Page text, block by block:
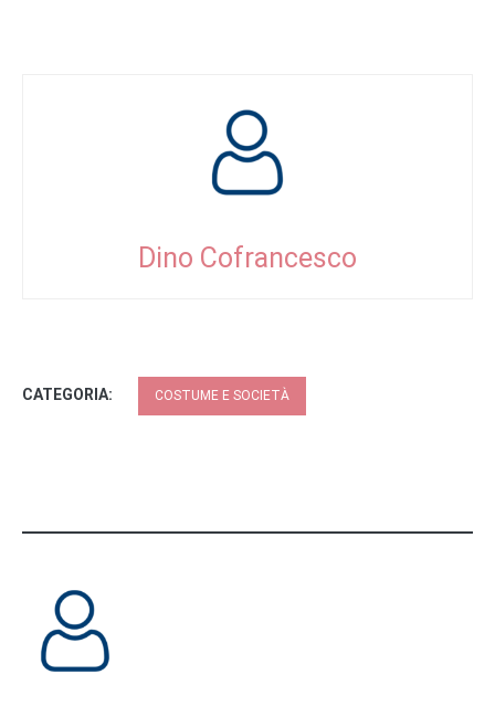
Dino Cofrancesco
CATEGORIA: COSTUME E SOCIETÀ